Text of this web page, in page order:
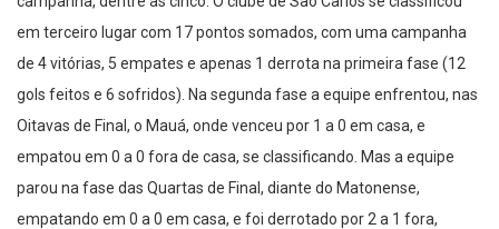
campanha, dentre as cinco. O clube de São Carlos se classificou
em terceiro lugar com 17 pontos somados, com uma campanha
de 4 vitórias, 5 empates e apenas 1 derrota na primeira fase (12
gols feitos e 6 sofridos). Na segunda fase a equipe enfrentou, nas
Oitavas de Final, o Mauá, onde venceu por 1 a 0 em casa, e
empatou em 0 a 0 fora de casa, se classificando. Mas a equipe
parou na fase das Quartas de Final, diante do Matonense,